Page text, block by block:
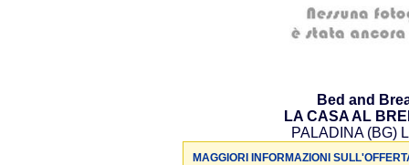
Bed and
LA CASA AL
PALADINA (BG)
MAGGIORI INFORMAZIONI